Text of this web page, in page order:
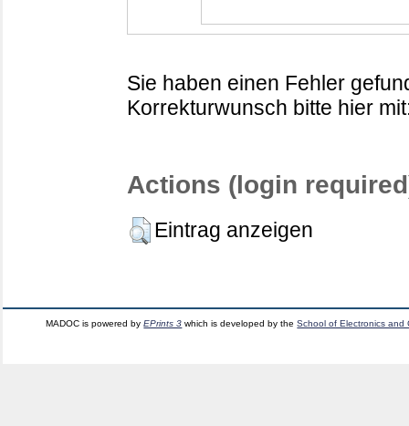
Sie haben einen Fehler
Korrekturwunsch bitte hier
Actions (login
Eintrag anzeigen
MADOC is powered byEPrints 3 which is developed by theSchool of Electronics and